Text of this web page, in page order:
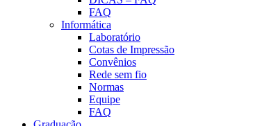
FAQ
Informática
Laboratório
Cotas de Impressão
Convênios
Rede sem fio
Normas
Equipe
FAQ